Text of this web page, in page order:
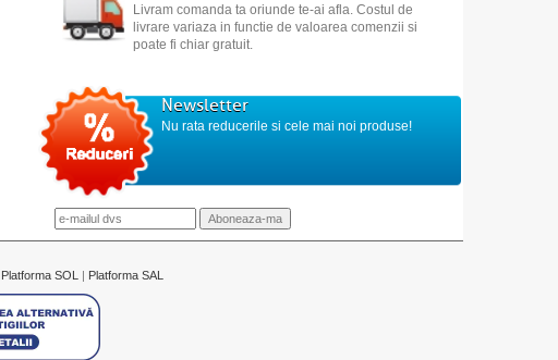
Livram comanda ta oriunde te-ai afla. Costul de
livrare variaza in functie de valoarea comenzii si
poate fi chiar gratuit.
Newsletter
Nu rata reducerile si cele mai noi produse!
Platforma SOL | Platforma SAL